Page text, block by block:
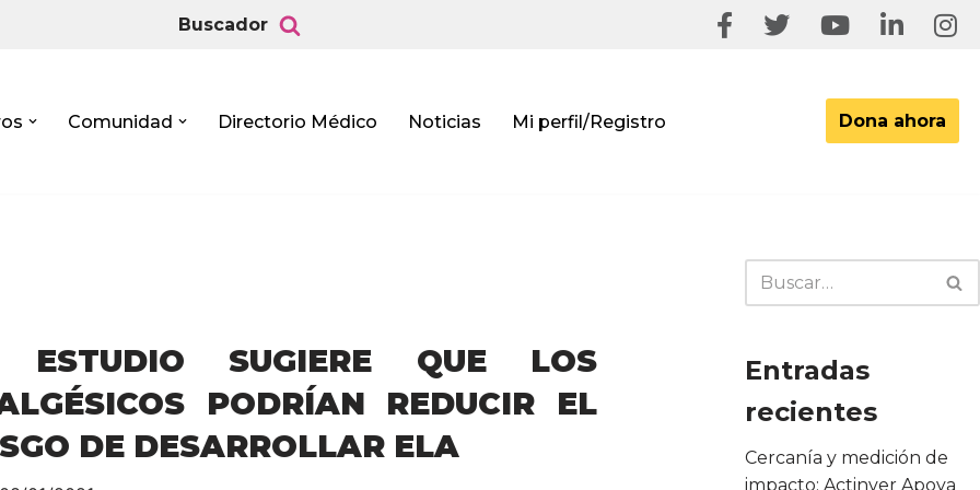
Buscador
Comunidad Directorio Médico Noticias Mi perfil/Registro Dona ahora
ESTUDIO SUGIERE QUE LOS
PODRÍAN REDUCIR EL
DE DESARROLLAR ELA
Entradas
recientes
Cercanía y medición de
impacto: Actinver Apoya